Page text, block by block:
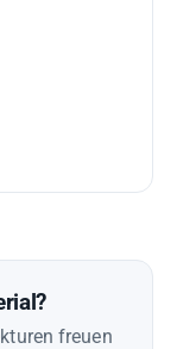
freuen